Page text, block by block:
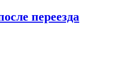
переезда